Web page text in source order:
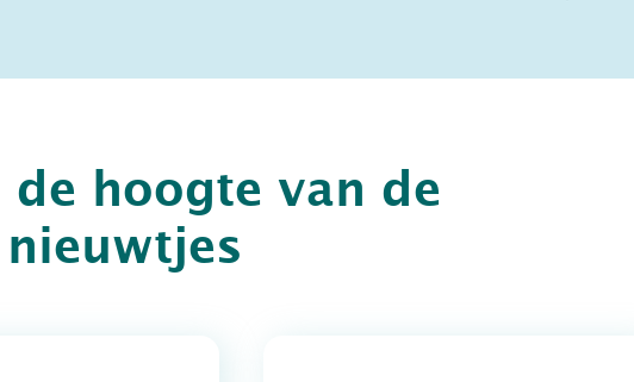
de hoogte van de
nieuwtjes